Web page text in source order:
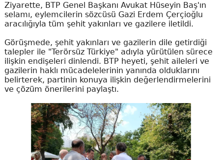
Ziyarette, BTP Genel Başkanı Avukat Hüseyin Baş'ın
selamı, eylemcilerin sözcüsü Gazi Erdem Çerçioğlu
aracılığıyla tüm şehit yakınları ve gazilere iletildi.
Görüşmede, şehit yakınları ve gazilerin dile getirdiği
talepler ile "Terörsüz Türkiye" adıyla yürütülen sürece
ilişkin endişeleri dinlendi. BTP heyeti, şehit aileleri ve
gazilerin haklı mücadelelerinin yanında olduklarını
belirterek, partinin konuya ilişkin değerlendirmelerini
ve çözüm önerilerini paylaştı.